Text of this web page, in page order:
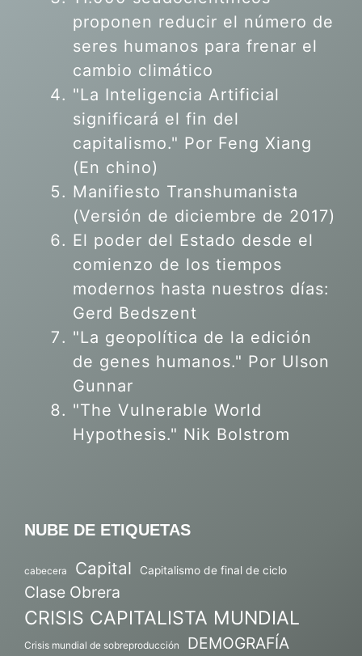
proponen reducir el número de
seres humanos para frenar el
cambio climático
"La Inteligencia Artificial
significará el fin del
capitalismo." Por Feng Xiang
(En chino)
Manifiesto Transhumanista
(Versión de diciembre de 2017)
El poder del Estado desde el
comienzo de los tiempos
modernos hasta nuestros días:
Gerd Bedszent
"La geopolítica de la edición
de genes humanos." Por Ulson
Gunnar
"The Vulnerable World
Hypothesis." Nik Bolstrom
NUBE DE ETIQUETAS
cabecera Capital Capitalismo de final de ciclo
Clase Obrera
CRISIS CAPITALISTA MUNDIAL
Crisis mundial de sobreproducción DEMOGRAFÍA